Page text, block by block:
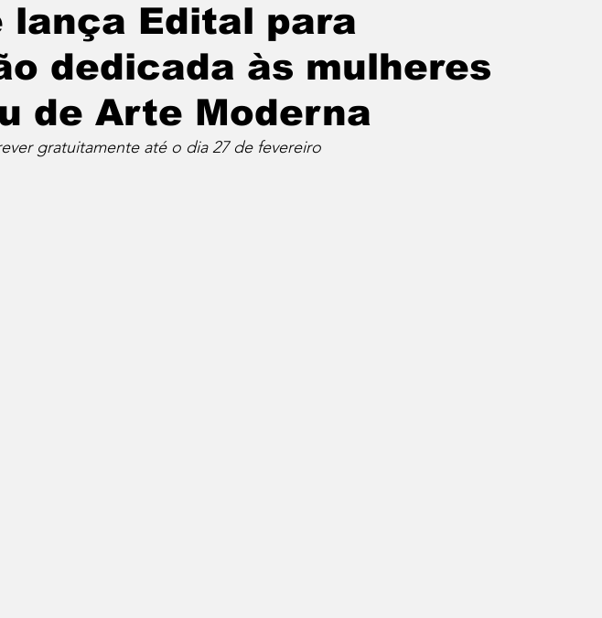
dos Reis Barra do Piraí Barra Mansa Pinheiral
lança Edital para
dedicada às mulheres
de Arte Moderna
gratuitamente até o dia 27 de fevereiro